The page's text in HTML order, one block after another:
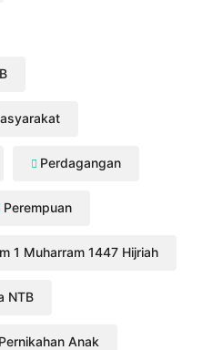
Perdagangan
Perempuan
1 Muharram 1447 Hijriah
NTB
Pernikahan Anak